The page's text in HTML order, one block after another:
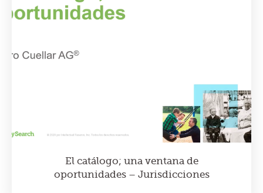
El catálogo; una ventana de
oportunidades – Jurisdicciones